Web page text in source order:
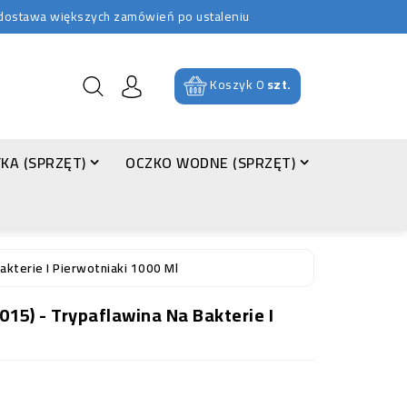
większych zamówień po ustaleniu
Koszyk0szt.
(SPRZĘT)
OCZKO WODNE (SPRZĘT)
I Pierwotniaki 1000 Ml
- Trypaflawina Na Bakterie I